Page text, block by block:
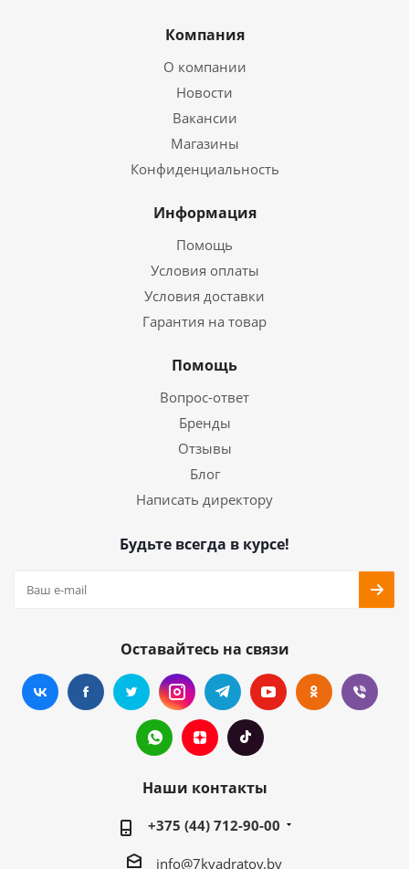
Компания
О компании
Новости
Вакансии
Магазины
Конфиденциальность
Информация
Помощь
Условия оплаты
Условия доставки
Гарантия на товар
Помощь
Вопрос-ответ
Бренды
Отзывы
Блог
Написать директору
Будьте всегда в курсе!
Оставайтесь на связи
Наши контакты
+375 (44) 712-90-00
info@7kvadratov.by